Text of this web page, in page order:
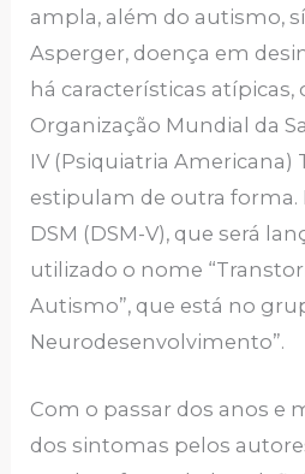
ampla, além do autismo,
Asperger, doença em
há características atípicas,
Organização Mundial da
IV (Psiquiatria Americana)
estipulam de outra forma.
DSM (DSM-V), que será
utilizado o nome
Autismo”, que está no
Neurodesenvolvimento”.
Com o passar dos anos e
dos sintomas pelos